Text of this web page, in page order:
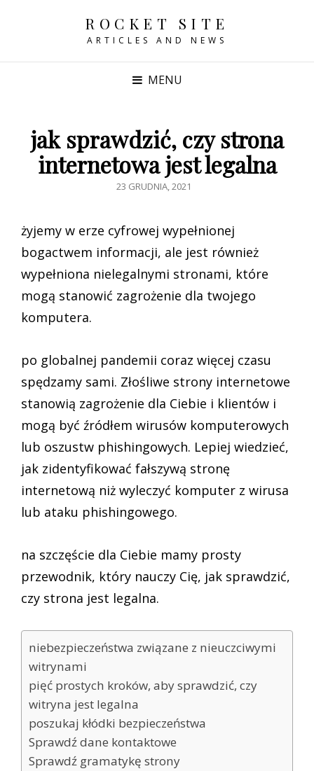
ROCKET SITE
ARTICLES AND NEWS
MENU
jak sprawdzić, czy strona
internetowa jest legalna
POSTED
23 GRUDNIA, 2021
żyjemy w erze cyfrowej wypełnionej
bogactwem informacji, ale jest również
wypełniona nielegalnymi stronami, które
mogą stanowić zagrożenie dla twojego
komputera.
po globalnej pandemii coraz więcej czasu
spędzamy sami. Złośliwe strony internetowe
stanowią zagrożenie dla Ciebie i klientów i
mogą być źródłem wirusów komputerowych
lub oszustw phishingowych. Lepiej wiedzieć,
jak zidentyfikować fałszywą stronę
internetową niż wyleczyć komputer z wirusa
lub ataku phishingowego.
na szczęście dla Ciebie mamy prosty
przewodnik, który nauczy Cię, jak sprawdzić,
czy strona jest legalna.
niebezpieczeństwa związane z nieuczciwymi
witrynami
pięć prostych kroków, aby sprawdzić, czy
witryna jest legalna
poszukaj kłódki bezpieczeństwa
Sprawdź dane kontaktowe
Sprawdź gramatykę strony